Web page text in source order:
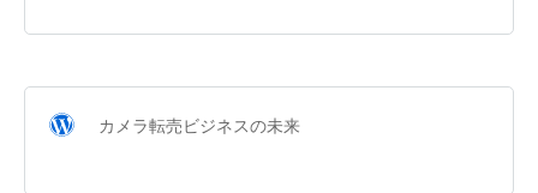
カメラ転売ビジネスの未来